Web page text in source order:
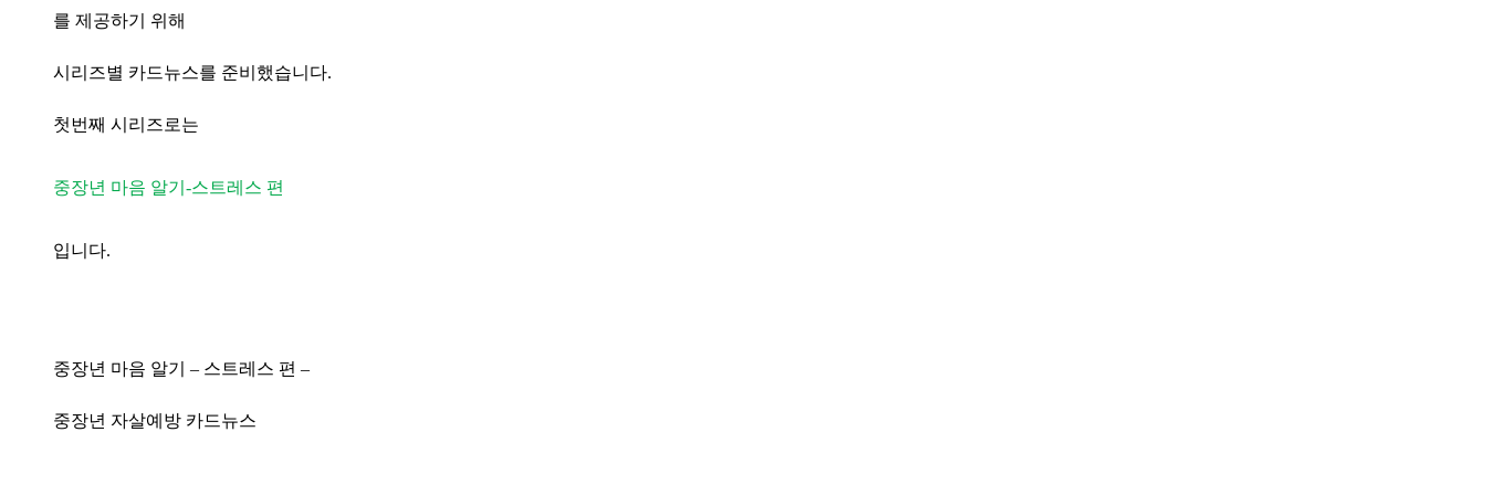
를 제공하기 위해
시리즈별 카드뉴스를 준비했습니다.
첫번째 시리즈로는
중장년 마음 알기-스트레스 편
입니다.
중장년 마음 알기 – 스트레스 편 –
중장년 자살예방 카드뉴스